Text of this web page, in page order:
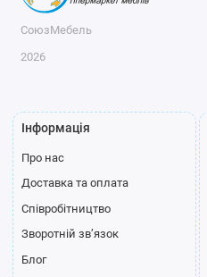
СоюзМебель
2026
Інформація
Про нас
Доставка та оплата
Співробітництво
Зворотній зв’язок
Блог